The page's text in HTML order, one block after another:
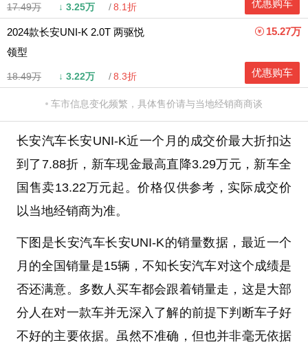
17.49万 ↓ 3.25万 8.1折 优惠购车
2024款长安UNI-K 2.0T 两驱悦
领型
18.49万 ↓ 3.22万 8.3折
15.27万
优惠购车
车市信息变化频繁，具体售价请与当地经销商商谈
长安汽车长安UNI-K近一个月的成交价最大折扣达
到了7.88折，新车现金最高直降3.29万元，新车全
国售卖13.22万元起。价格仅供参考，实际成交价
以当地经销商为准。
下图是长安汽车长安UNI-K的销量数据，最近一个
月的全国销量是15辆，不知长安汽车对这个成绩是
否还满意。多数人买车都会跟着销量走，这是大部
分人在对一款车并无深入了解的前提下判断车子好
不好的主要依据。虽然不准确，但也并非毫无依据